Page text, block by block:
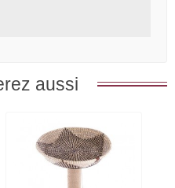
aussi